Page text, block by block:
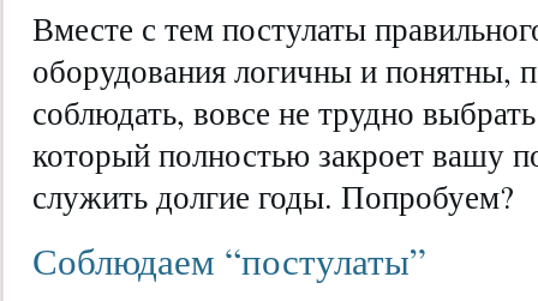
Вместе с тем постулаты
оборудования логичны и понятны,
соблюдать, вовсе не трудно
который полностью закроет вашу
служить долгие годы. Попробуем?
Соблюдаем “постулаты”